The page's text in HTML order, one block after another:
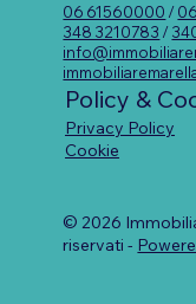
06 61560000 /
348 3210783 /
Policy &
Privacy Policy
Cookie
© 2026
riservati -